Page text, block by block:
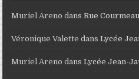
Muriel Areno dansRue
Véronique Valette dansLycée
Muriel Areno dansLycée Jean-